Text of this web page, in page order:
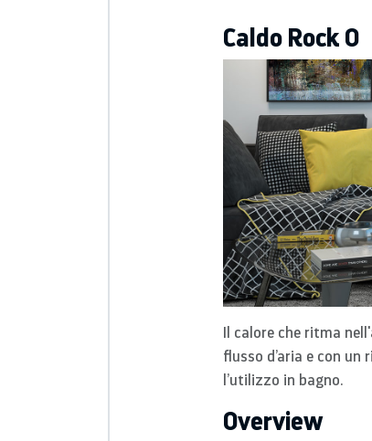
Caldo Rock O
Il calore che ritma
flusso d’aria e con
l’utilizzo in bagno.
Overview